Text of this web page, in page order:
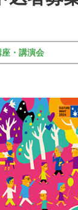
座・講演会